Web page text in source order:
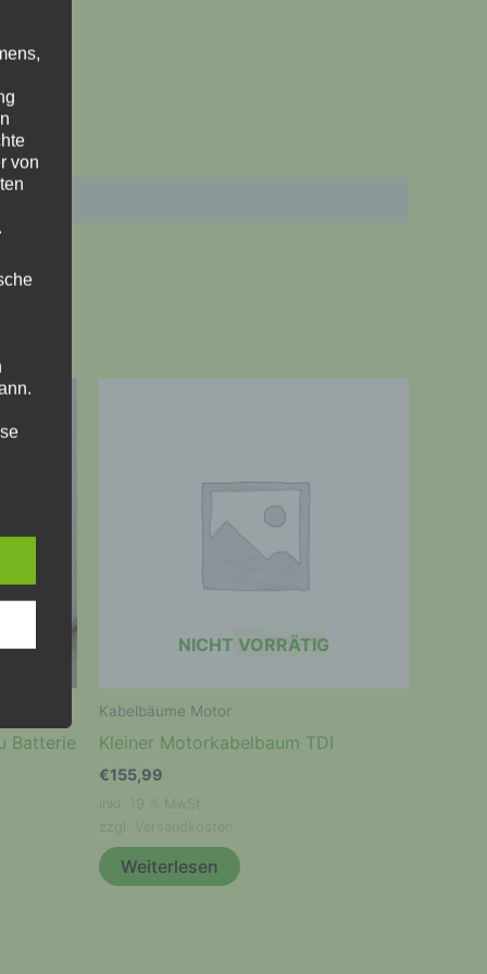
Batterie
NICHT VORRÄTIG
Kabelbäume Motor
Kleiner Motorkabelbaum TDI
€155,99
Versandkosten
Weiterlesen
von